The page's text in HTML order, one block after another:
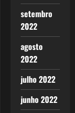
setembro
2022
agosto
2022
julho 2022
junho 2022